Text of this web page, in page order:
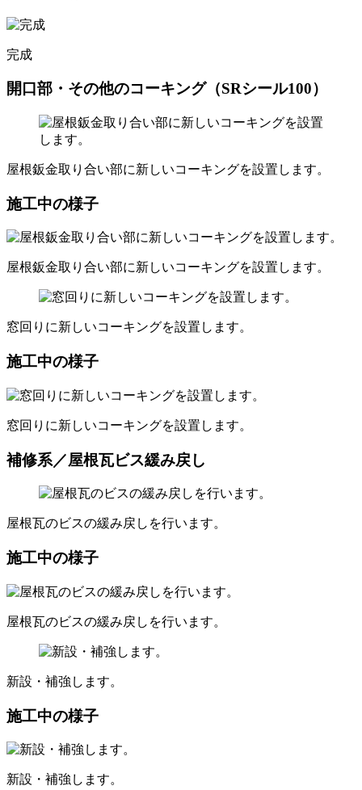
完成
開口部・その他のコーキング（SRシール100）
屋根鈑金取り合い部に新しいコーキングを設置します。
施工中の様子
屋根鈑金取り合い部に新しいコーキングを設置します。
窓回りに新しいコーキングを設置します。
施工中の様子
窓回りに新しいコーキングを設置します。
補修系／屋根瓦ビス緩み戻し
屋根瓦のビスの緩み戻しを行います。
施工中の様子
屋根瓦のビスの緩み戻しを行います。
新設・補強します。
施工中の様子
新設・補強します。